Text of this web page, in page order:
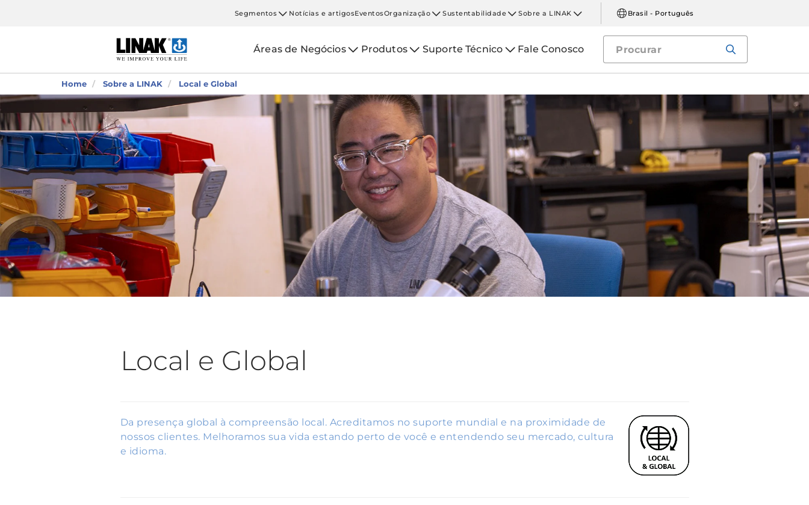
Segmentos Notícias e artigosEventosOrganização Sustentabilidade Sobre a LINAK Brasil - Português
Áreas de Negócios Produtos Suporte Técnico Fale Conosco
Home Sobre a LINAK Local e Global
Local e Global
Da presença global à compreensão local. Acreditamos no suporte mundial e na proximidade de
nossos clientes. Melhoramos sua vida estando perto de você e entendendo seu mercado, cultura
e idioma.